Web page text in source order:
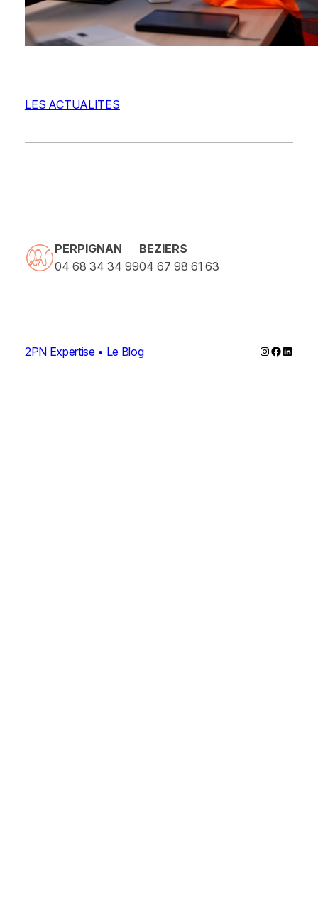
LES ACTUALITES
PERPIGNAN
04 68 34 34 99
BEZIERS
04 67 98 61 63
2PN Expertise • Le Blog Instagram